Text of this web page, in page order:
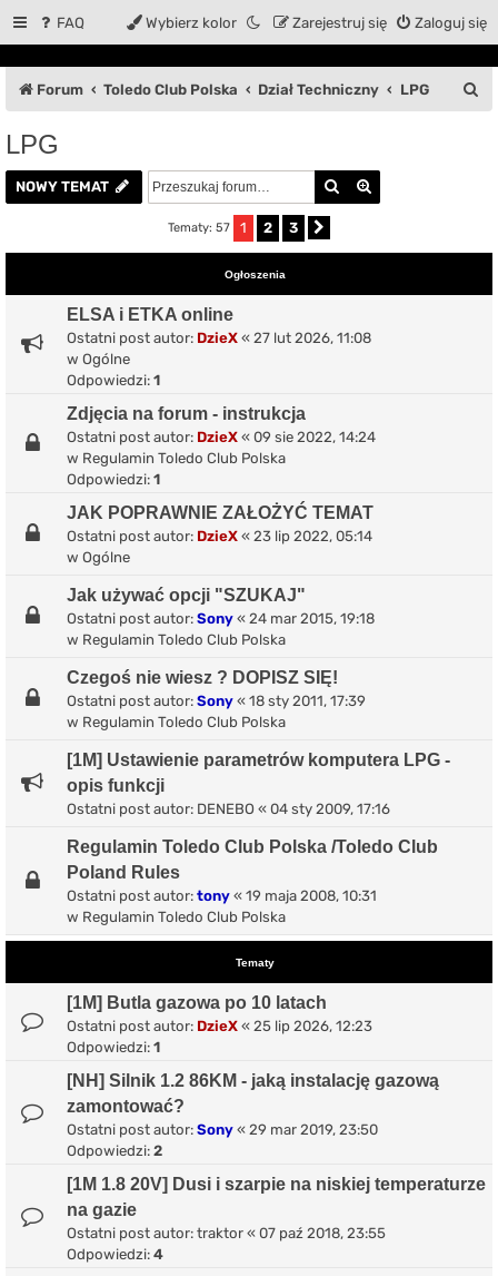
FAQ Zaloguj się
Zarejestruj się
Wybierz kolor
Forum Toledo Club Polska Dział Techniczny LPG
j
LPG
NOWY TEMAT Szukaj
Tematy: 57 1 2 3
Ogłoszenia
ELSA i ETKA online
Ostatni post autor: DzieX « 27 lut 2026, 11:08
w Ogólne
Odpowiedzi: 1
Zdjęcia na forum - instrukcja
Ostatni post autor: DzieX « 09 sie 2022, 14:24
w Regulamin Toledo Club Polska
Odpowiedzi: 1
JAK POPRAWNIE ZAŁOŻYĆ TEMAT
Ostatni post autor: DzieX « 23 lip 2022, 05:14
w Ogólne
Jak używać opcji "SZUKAJ"
Ostatni post autor: Sony « 24 mar 2015, 19:18
w Regulamin Toledo Club Polska
Czegoś nie wiesz ? DOPISZ SIĘ!
Ostatni post autor: Sony « 18 sty 2011, 17:39
w Regulamin Toledo Club Polska
[1M] Ustawienie parametrów komputera LPG -
opis funkcji
Ostatni post autor: DENEBO « 04 sty 2009, 17:16
Regulamin Toledo Club Polska /Toledo Club
Poland Rules
Ostatni post autor: tony « 19 maja 2008, 10:31
w Regulamin Toledo Club Polska
Tematy
[1M] Butla gazowa po 10 latach
Ostatni post autor: DzieX « 25 lip 2026, 12:23
Odpowiedzi: 1
[NH] Silnik 1.2 86KM - jaką instalację gazową
zamontować?
Ostatni post autor: Sony « 29 mar 2019, 23:50
Odpowiedzi: 2
[1M 1.8 20V] Dusi i szarpie na niskiej temperaturze
na gazie
Ostatni post autor: traktor « 07 paź 2018, 23:55
Odpowiedzi: 4